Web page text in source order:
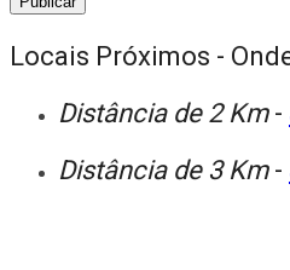
Locais Próximos -
Distância de 2 Km -
Distância de 3 Km -